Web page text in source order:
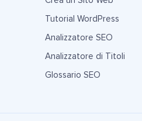
Tutorial WordPress
Analizzatore SEO
Analizzatore di Titoli
Glossario SEO